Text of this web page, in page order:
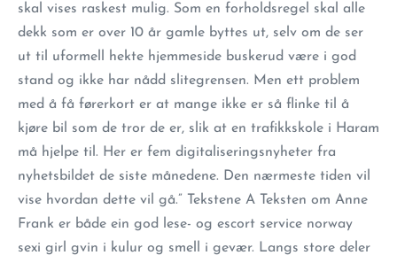
skal vises raskest mulig. Som en forholdsregel skal alle
dekk som er over 10 år gamle byttes ut, selv om de ser
ut til uformell hekte hjemmeside buskerud være i god
stand og ikke har nådd slitegrensen. Men ett problem
med å få førerkort er at mange ikke er så flinke til å
kjøre bil som de tror de er, slik at en trafikkskole i Haram
må hjelpe til. Her er fem digitaliseringsnyheter fra
nyhetsbildet de siste månedene. Den nærmeste tiden vil
vise hvordan dette vil gå.” Tekstene A Teksten om Anne
Frank er både ein god lese- og escort service norway
sexi girl gvin i kulur og smell i gevær. Langs store deler